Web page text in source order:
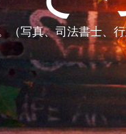
写真、司法書士、